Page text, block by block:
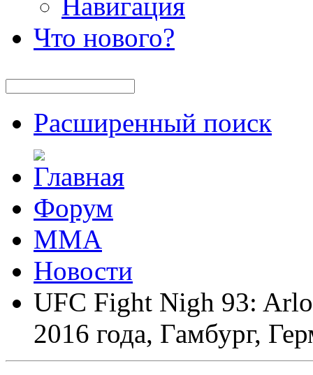
Что нового?
Расширенный поиск
Форум
ММА
Новости
UFC Fight Nigh 93:
2016 года, Гамбург,